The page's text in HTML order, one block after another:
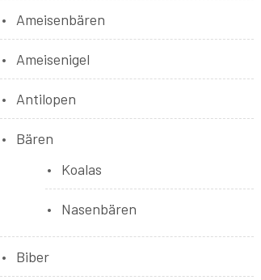
Ameisenbären
Ameisenigel
Antilopen
Bären
Koalas
Nasenbären
Biber